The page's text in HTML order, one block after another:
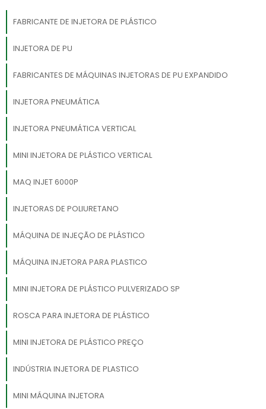
FABRICANTE DE INJETORA DE PLÁSTICO
INJETORA DE PU
FABRICANTES DE MÁQUINAS INJETORAS DE PU EXPANDIDO
INJETORA PNEUMÁTICA
INJETORA PNEUMÁTICA VERTICAL
MINI INJETORA DE PLÁSTICO VERTICAL
MAQ INJET 6000P
INJETORAS DE POLIURETANO
MÁQUINA DE INJEÇÃO DE PLÁSTICO
MÁQUINA INJETORA PARA PLASTICO
MINI INJETORA DE PLÁSTICO PULVERIZADO SP
ROSCA PARA INJETORA DE PLÁSTICO
MINI INJETORA DE PLÁSTICO PREÇO
INDÚSTRIA INJETORA DE PLASTICO
MINI MÁQUINA INJETORA